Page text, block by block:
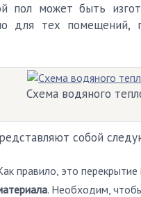
пол может быть
для тех
Схема водяного
собой
правило, это
. Необходим,